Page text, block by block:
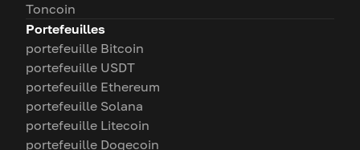
Toncoin
Portefeuilles
portefeuille Bitcoin
portefeuille USDT
portefeuille Ethereum
portefeuille Solana
portefeuille Litecoin
portefeuille Dogecoin